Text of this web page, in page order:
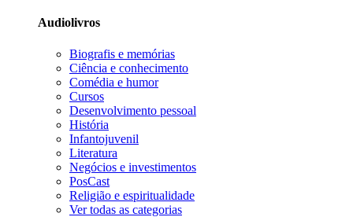
Audiolivros
Biografis e memórias
Ciência e conhecimento
Comédia e humor
Cursos
Desenvolvimento pessoal
História
Infantojuvenil
Literatura
Negócios e investimentos
PosCast
Religião e espiritualidade
Ver todas as categorias